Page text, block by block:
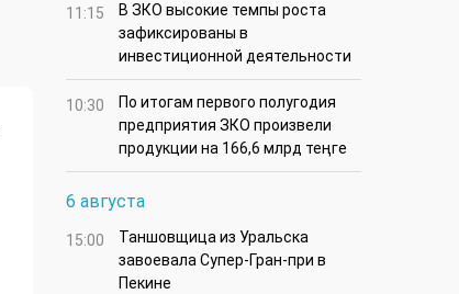
11:15
В ЗКО высокие темпы роста
зафиксированы в
инвестиционной деятельности
10:30
По итогам первого полугодия
предприятия ЗКО произвели
продукции на 166,6 млрд теңге
6 августа
15:00
Таншовщица из Уральска
завоевала Супер-Гран-при в
Пекине